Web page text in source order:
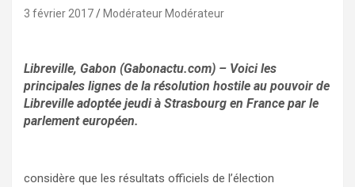
3 février 2017 Modérateur Modérateur
Libreville, Gabon (Gabonactu.com) – Voici les
principales lignes de la résolution hostile au pouvoir de
Libreville adoptée jeudi à Strasbourg en France par le
parlement européen.
considère que les résultats officiels de l’élection